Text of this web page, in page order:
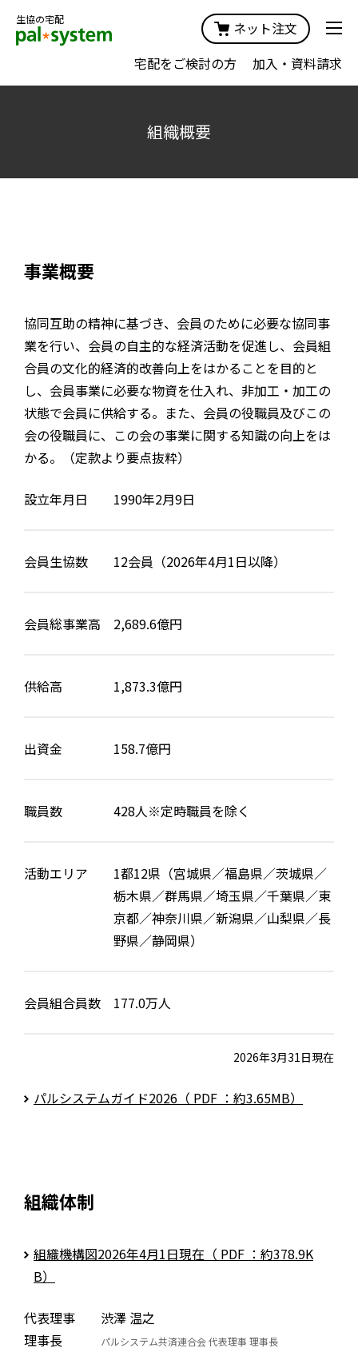
生協の宅配
ネット注文
宅配をご検討の方
加入・資料請求
組織概要
事業概要
協同互助の精神に基づき、会員のために必要な協同事
業を行い、会員の自主的な経済活動を促進し、会員組
合員の文化的経済的改善向上をはかることを目的と
し、会員事業に必要な物資を仕入れ、非加工・加工の
状態で会員に供給する。また、会員の役職員及びこの
会の役職員に、この会の事業に関する知識の向上をは
かる。（定款より要点抜粋）
設立年月日 1990年2月9日
会員生協数 12会員（2026年4月1日以降）
会員総事業高 2,689.6億円
供給高 1,873.3億円
出資金 158.7億円
職員数 428人※定時職員を除く
活動エリア
1都12県（宮城県／福島県／茨城県／
栃木県／群馬県／埼玉県／千葉県／東
京都／神奈川県／新潟県／山梨県／長
野県／静岡県）
会員組合員数 177.0万人
2026年3月31日現在
パルシステムガイド2026（ PDF ：約3.65MB）
組織体制
組織機構図2026年4月1日現在（ PDF ：約378.9K
B）
代表理事
理事長
渋澤 温之
パルシステム共済連合会 代表理事 理事長